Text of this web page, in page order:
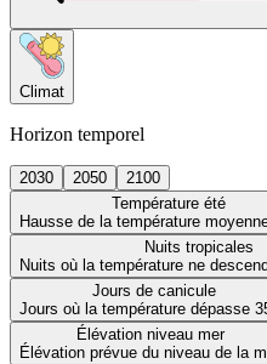
Climat
Horizon temporel
2030 2050
2100
Température été
Hausse de la température
Nuits tropicales
Nuits où la température ne
Jours de canicule
Jours où la température dépasse
Élévation niveau mer
Élévation prévue du niveau de la